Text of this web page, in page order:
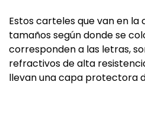
Estos carteles que van en la
tamaños según donde se
corresponden a las letras,
refractivos de alta
llevan una capa protectora